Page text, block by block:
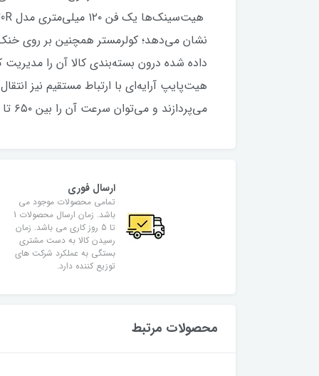
داده شده درون بسته‌بندی کالا آن را
هیت‌پایپ آرایه‌ای با ارتباط مستقیم نیز
می‌پردازند و می‌توان سرعت آن را بین ۶۵۰ تا ۲۲۰۰ دور در دقیقه تنظیم کرد
ارسال فوری
تمامی محصولات موجود می
باشد. زمان ارسال محصولات 1
تا 5 روز کاری می باشد. زمان
رسیدن کالا به دست مشتری
بستگی به عملکرد شرکت های
توزیع کننده دارد.
محصولات مرتبط